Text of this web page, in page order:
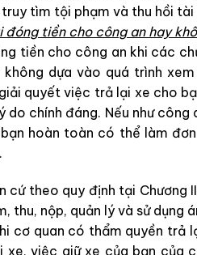
tìm tội phạm và thu hồi
tiền cho công an hay
tiền cho công an khi các
dựa vào quá trình
quyết việc trả lại xe cho
do chính đáng. Nếu như
hoàn toàn có thể làm
cứ theo quy định tại Chương
thu, nộp, quản lý và sử
cơ quan có thẩm quyền trả
xe, việc giữ xe của bạn của